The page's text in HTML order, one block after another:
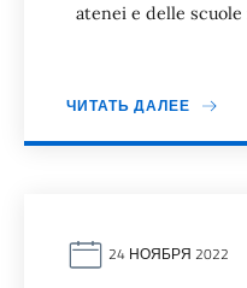
atenei e delle
ЧИТАТЬ ДАЛЕЕ
24 НОЯБРЯ 2022